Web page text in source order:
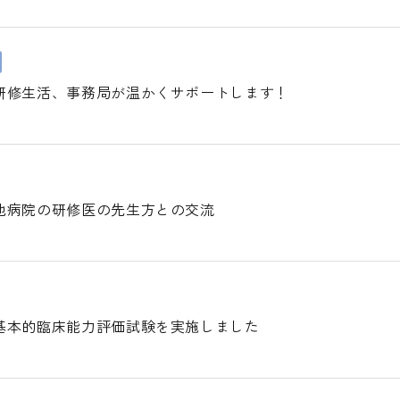
生活、事務局が温かくサポートします！
院の研修医の先生方との交流
的臨床能力評価試験を実施しました